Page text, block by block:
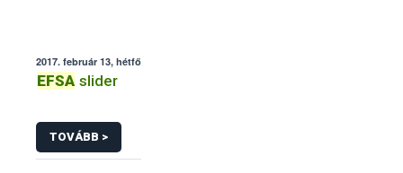
2017. február 13, hétfő
EFSA slider
TOVÁBB >